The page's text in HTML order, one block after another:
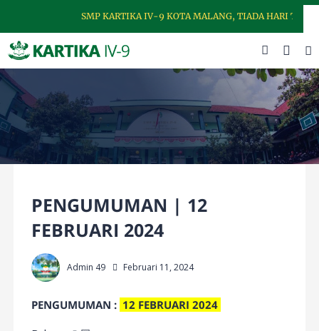
SMP KARTIKA IV-9 KOTA MALANG, TIADA HARI TANPA
PENGUMUMAN | 12
FEBRUARI 2024
Admin 49 Februari 11, 2024
PENGUMUMAN : 12 FEBRUARI 2024